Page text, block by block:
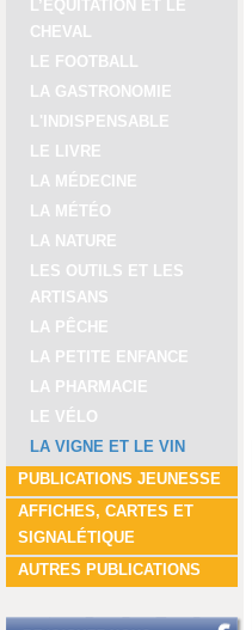
L’ÉQUITATION ET LE
CHEVAL
LE FOOTBALL
LA GASTRONOMIE
L'INDISPENSABLE
LE LIVRE
LA MÉDECINE
LA MÉTÉO
LA NATURE
LES OUTILS ET LES
ARTISANS
LA PÊCHE
LA PETITE ENFANCE
LA PHARMACIE
LE VÉLO
LA VIGNE ET LE VIN
PUBLICATIONS JEUNESSE
AFFICHES, CARTES ET
SIGNALÉTIQUE
AUTRES PUBLICATIONS